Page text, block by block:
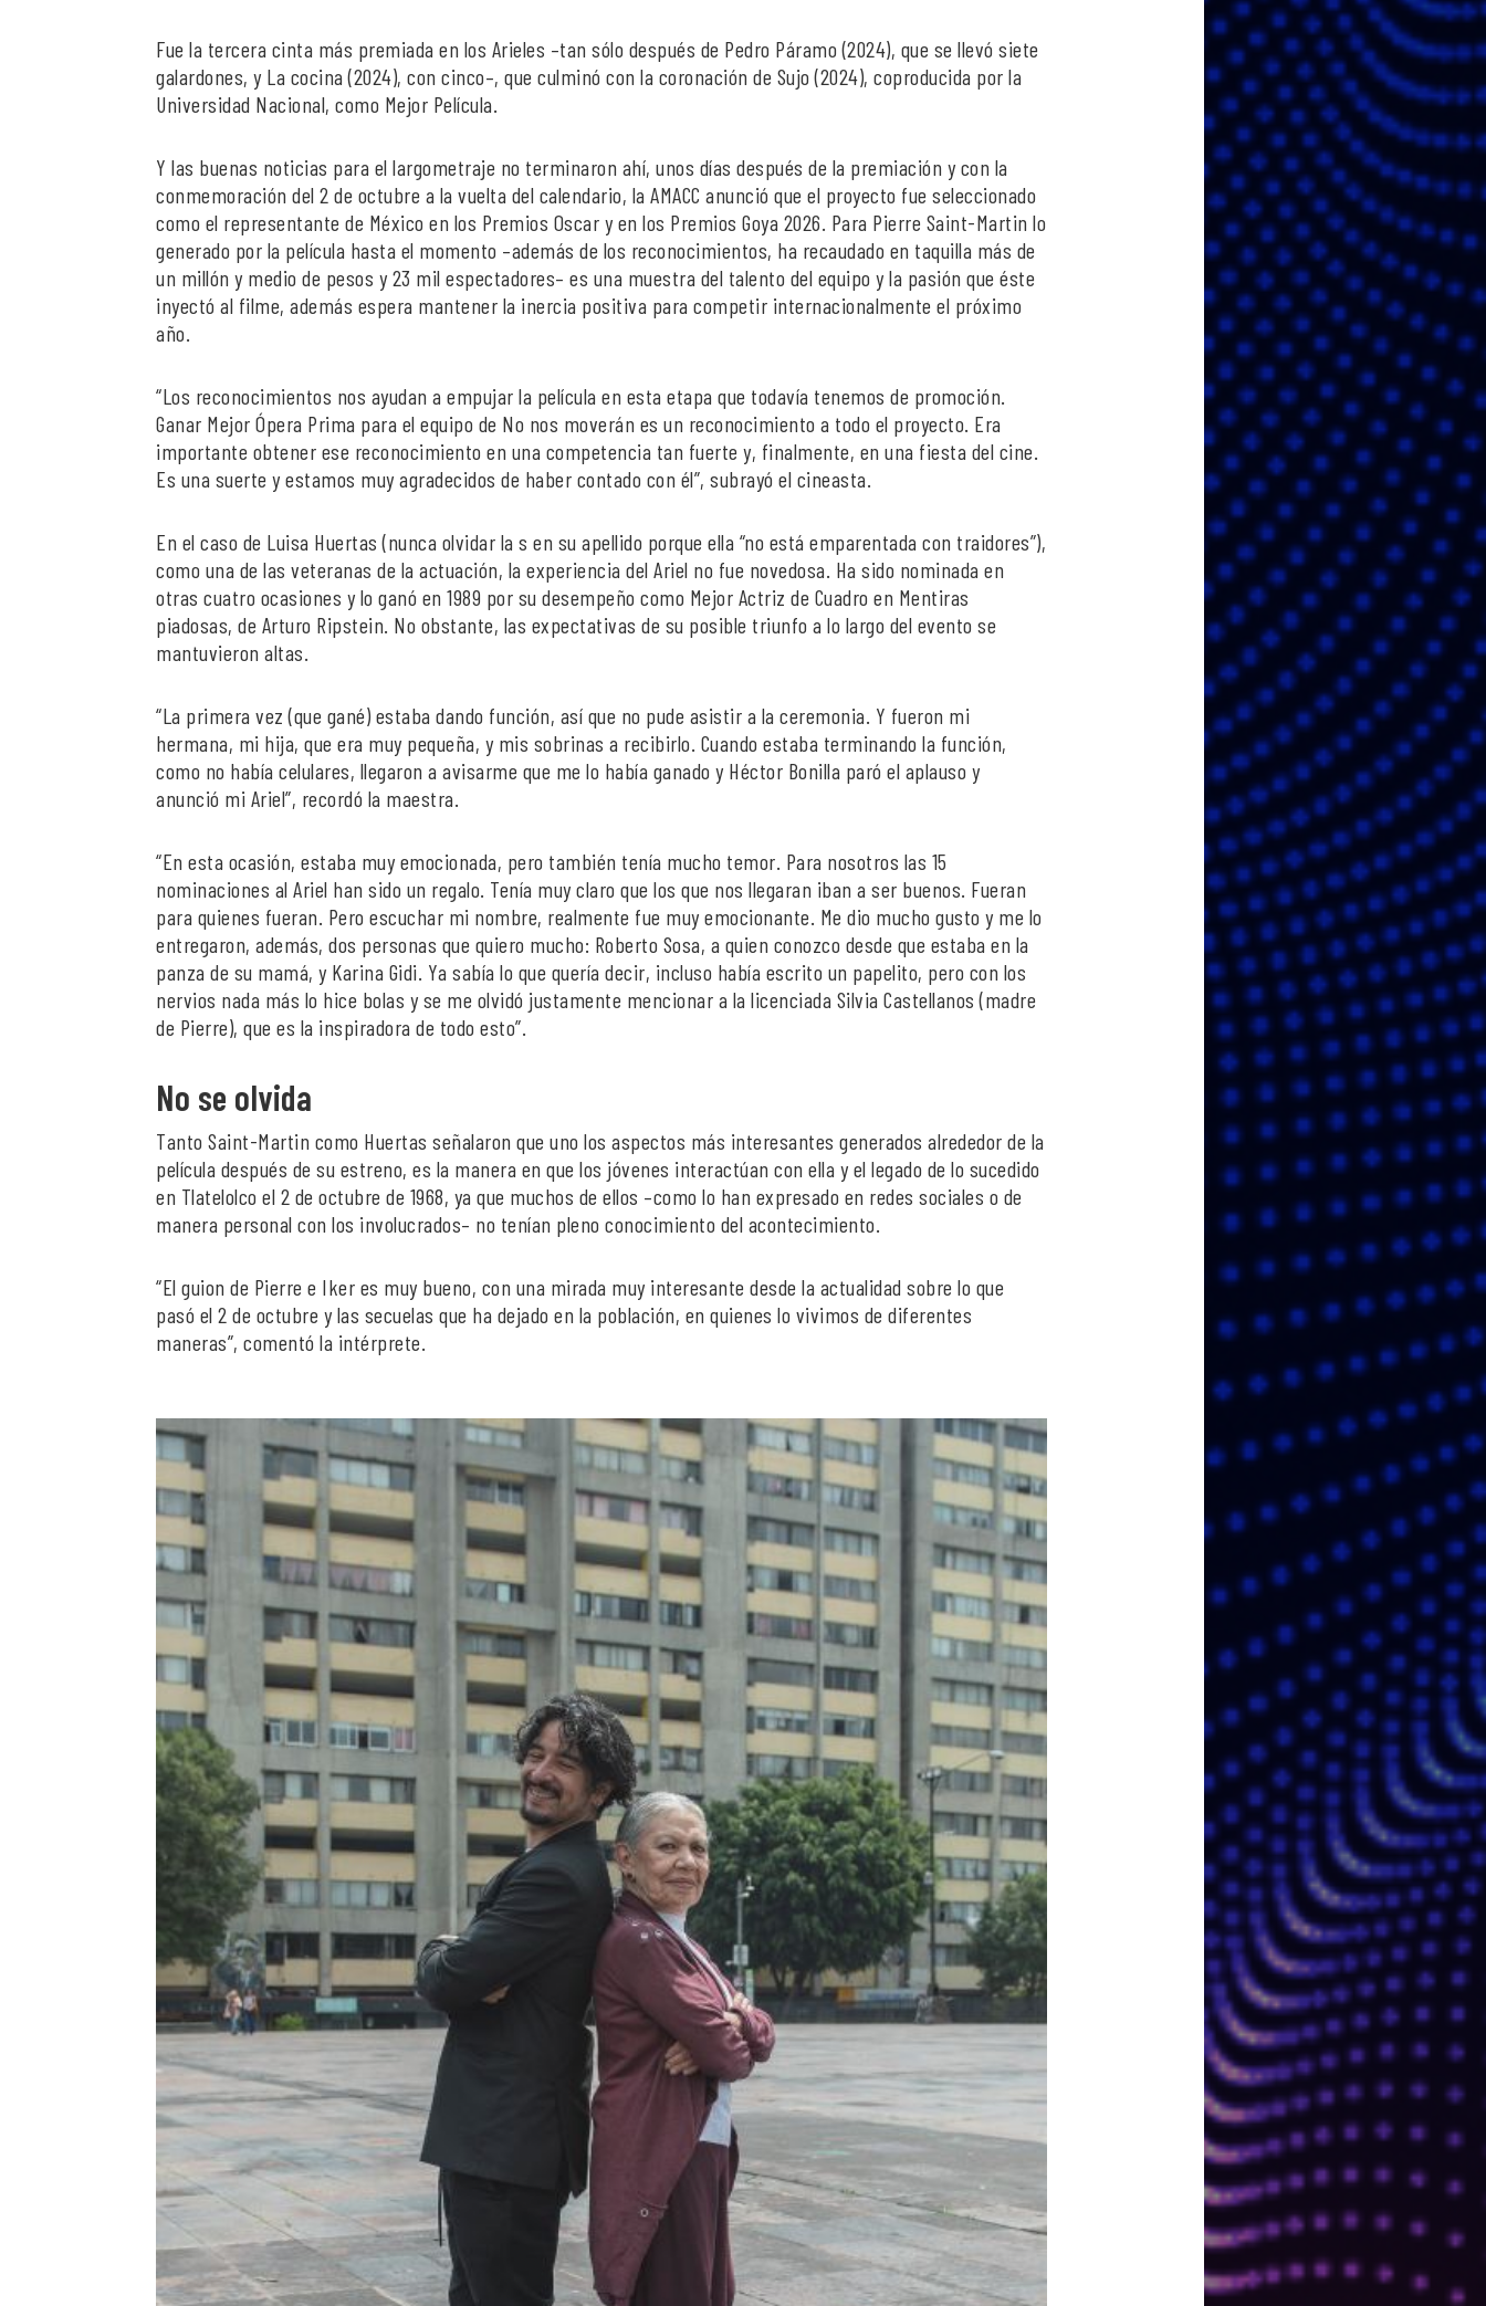
Fue la tercera cinta más premiada en los Arieles –tan sólo después de Pedro Páramo (2024), que se llevó siete
galardones, y La cocina (2024), con cinco–, que culminó con la coronación de Sujo (2024), coproducida por la
Universidad Nacional, como Mejor Película.
Y las buenas noticias para el largometraje no terminaron ahí, unos días después de la premiación y con la
conmemoración del 2 de octubre a la vuelta del calendario, la AMACC anunció que el proyecto fue seleccionado
como el representante de México en los Premios Oscar y en los Premios Goya 2026. Para Pierre Saint-Martin lo
generado por la película hasta el momento –además de los reconocimientos, ha recaudado en taquilla más de
un millón y medio de pesos y 23 mil espectadores– es una muestra del talento del equipo y la pasión que éste
inyectó al filme, además espera mantener la inercia positiva para competir internacionalmente el próximo
año.
“Los reconocimientos nos ayudan a empujar la película en esta etapa que todavía tenemos de promoción.
Ganar Mejor Ópera Prima para el equipo de No nos moverán es un reconocimiento a todo el proyecto. Era
importante obtener ese reconocimiento en una competencia tan fuerte y, finalmente, en una fiesta del cine.
Es una suerte y estamos muy agradecidos de haber contado con él”, subrayó el cineasta.
En el caso de Luisa Huertas (nunca olvidar la s en su apellido porque ella “no está emparentada con traidores”),
como una de las veteranas de la actuación, la experiencia del Ariel no fue novedosa. Ha sido nominada en
otras cuatro ocasiones y lo ganó en 1989 por su desempeño como Mejor Actriz de Cuadro en Mentiras
piadosas, de Arturo Ripstein. No obstante, las expectativas de su posible triunfo a lo largo del evento se
mantuvieron altas.
“La primera vez (que gané) estaba dando función, así que no pude asistir a la ceremonia. Y fueron mi
hermana, mi hija, que era muy pequeña, y mis sobrinas a recibirlo. Cuando estaba terminando la función,
como no había celulares, llegaron a avisarme que me lo había ganado y Héctor Bonilla paró el aplauso y
anunció mi Ariel”, recordó la maestra.
“En esta ocasión, estaba muy emocionada, pero también tenía mucho temor. Para nosotros las 15
nominaciones al Ariel han sido un regalo. Tenía muy claro que los que nos llegaran iban a ser buenos. Fueran
para quienes fueran. Pero escuchar mi nombre, realmente fue muy emocionante. Me dio mucho gusto y me lo
entregaron, además, dos personas que quiero mucho: Roberto Sosa, a quien conozco desde que estaba en la
panza de su mamá, y Karina Gidi. Ya sabía lo que quería decir, incluso había escrito un papelito, pero con los
nervios nada más lo hice bolas y se me olvidó justamente mencionar a la licenciada Silvia Castellanos (madre
de Pierre), que es la inspiradora de todo esto”.
No se olvida
Tanto Saint-Martin como Huertas señalaron que uno los aspectos más interesantes generados alrededor de la
película después de su estreno, es la manera en que los jóvenes interactúan con ella y el legado de lo sucedido
en Tlatelolco el 2 de octubre de 1968, ya que muchos de ellos –como lo han expresado en redes sociales o de
manera personal con los involucrados– no tenían pleno conocimiento del acontecimiento.
“El guion de Pierre e Iker es muy bueno, con una mirada muy interesante desde la actualidad sobre lo que
pasó el 2 de octubre y las secuelas que ha dejado en la población, en quienes lo vivimos de diferentes
maneras”, comentó la intérprete.